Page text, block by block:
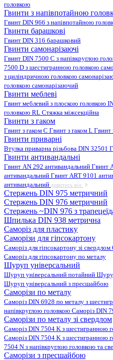
головкою
Гвинти з напівпотайною
Гвинт DIN 966 з напівпотайною
Гвинти барашкові
Гвинт DIN 316 барашковий
Гвинти самонарізаючі
Гвинт DIN 7500 C з напівкруглою
7500 D з шестигранною головкою
з циліндричною головкою
головкою самонарізаючий
Гвинти меблеві
Гвинт меблевий з плоскою головкою
головкою RL Стяжка міжсекційна
Гвинти з гаком
Гвинт з гаком C Гвинт з гаком L Гвинт
Гвинти приварні
Втулка приварна різьбова DIN 32501
Гвинти антивандальні
Гвинт AN 292 антивандальний Гвинт
антивандальний Гвинт ART 9101
антивандальний дивитись все
Стержень DIN 975 метричний
Стержень DIN 976 метричний
Стержень ~DIN 976 з
Шпилька DIN 938 метрична
Саморіз для пластику
Саморізи для гіпсокартону
Саморіз для гіпсокартону зі свердлом
Саморіз для гіпсокартону по металу
Шуруп універсальний
Шуруп універсальний потайний
Шуруп універсальний з пресшайбою
Саморізи по металу
Саморіз DIN 6928 по металу з
напівкруглою головкою Саморіз DIN
Саморізи по металу зі свердлом
Саморіз DIN 7504 K з шестигранною
Саморіз DIN 7504 K з шестигранною
7504 N з напівкруглою головкою та
Саморізи з пресшайбою